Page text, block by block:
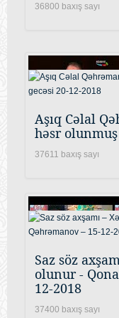
36800 baxış sayı
Aşıq Cəlal
həsr
37611 baxış sayı
Saz söz
olunur -
12-2018
37400 baxış sayı